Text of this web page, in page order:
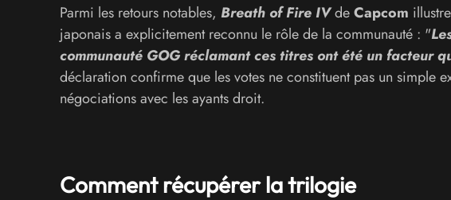
Parmi les retours notables, Breath of Fire IVdeCapcom
japonais a explicitement reconnu le rôle de la communauté : "
communauté GOG réclamant ces titres ont été un facteur
déclaration confirme que les votes ne constituent pas un simple
négociations avec les ayants droit.
Comment récupérer la trilogie